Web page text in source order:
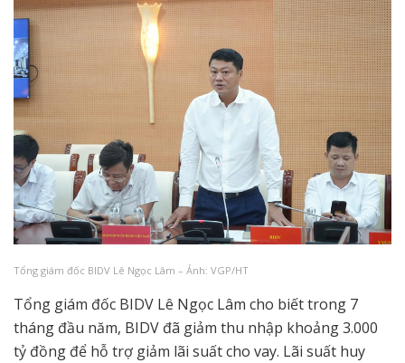
Tổng giám đốc BIDV Lê Ngọc Lâm – Ảnh: VGP/HT
Tổng giám đốc BIDV Lê Ngọc Lâm cho biết trong 7
tháng đầu năm, BIDV đã giảm thu nhập khoảng 3.000
tỷ đồng để hỗ trợ giảm lãi suất cho vay. Lãi suất huy